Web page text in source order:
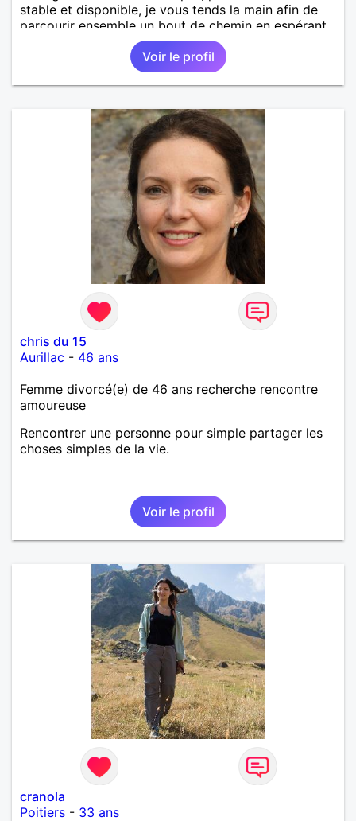
stable et disponible, je vous tends la main afin de
parcourir ensemble un bout de chemin en espérant
que la route soit longue.
Voir le profil
chris du 15
Aurillac - 46 ans
Femme divorcé(e) de 46 ans recherche rencontre
amoureuse
Rencontrer une personne pour simple partager les
choses simples de la vie.
Voir le profil
cranola
Poitiers - 33 ans